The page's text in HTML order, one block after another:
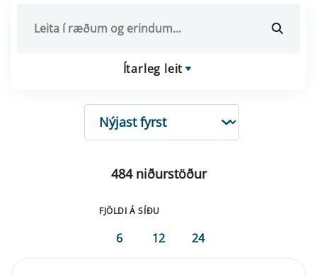
Ítarleg leit
RÖÐUN
484 niðurstöður
FJÖLDI Á SÍÐU
6 12 24